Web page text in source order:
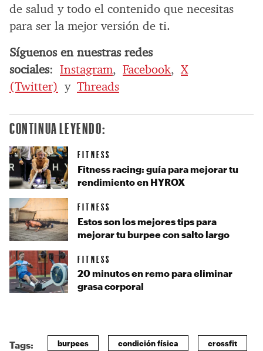
de salud y todo el contenido que necesitas
para ser la mejor versión de ti.
Síguenos en nuestras redes
sociales: Instagram, Facebook,X
(Twitter) y Threads
CONTINUA LEYENDO:
FITNESS
Fitness racing: guía para mejorar tu
rendimiento en HYROX
FITNESS
Estos son los mejores tips para
mejorar tu burpee con salto largo
FITNESS
20 minutos en remo para eliminar
grasa corporal
Tags: burpees condición física crossfit